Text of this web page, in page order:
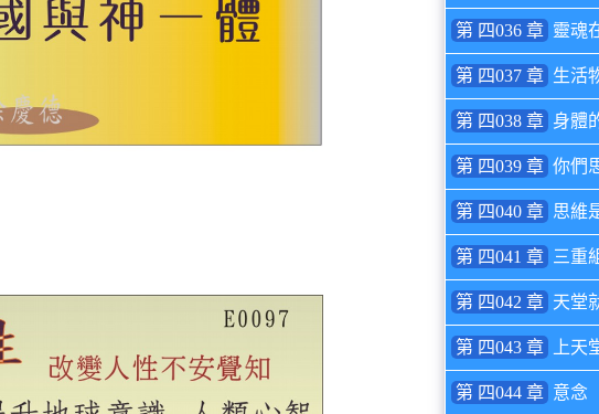
第 四036 章 靈魂
第 四037 章 生活
第 四038 章 身體
第 四039 章 你們
第 四040 章 思維
第 四041 章 三重
第 四042 章 天堂
第 四043 章 上天
第 四044 章 意念